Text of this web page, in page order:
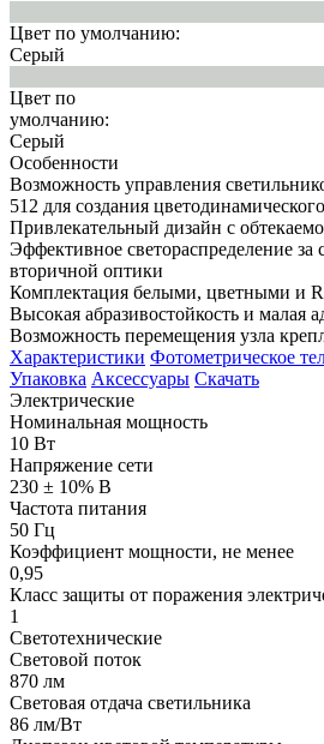
Цвет по умолчанию:
Серый
Цвет по
умолчанию:
Серый
Особенности
Возможность управления
512 для создания
Привлекательный дизайн с
Эффективное светораспределение за
вторичной оптики
Комплектация белыми, цветными и
Высокая абразивостойкость и малая
Возможность перемещения узла
Характеристики Фотометрическое
Упаковка Аксессуары Скачать
Электрические
Номинальная мощность
10 Вт
Напряжение сети
230 ± 10% В
Частота питания
50 Гц
Коэффициент мощности, не менее
0,95
Класс защиты от поражения
1
Светотехнические
Световой поток
870 лм
Световая отдача светильника
86 лм/Вт